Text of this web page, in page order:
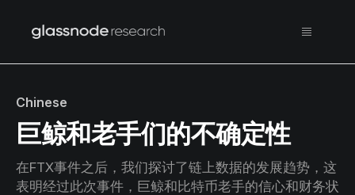
Chinese
巨鲸和老手们的不确定性
在FTX事件之后，我们探讨了链上数据的发展趋势，这
表明经过此次事件，巨鲸和比特币老手的信心和财务状